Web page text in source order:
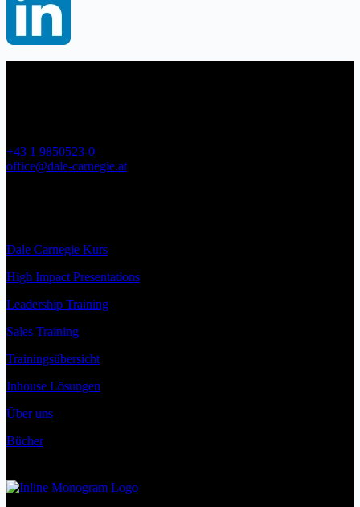
+43 1 9850523-0
office@dale-carnegie.at
Dale Carnegie Kurs
High Impact Presentations
Leadership Training
Sales Training
Trainingsübersicht
Inhouse Lösungen
Über uns
Bücher